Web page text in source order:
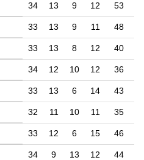
34 13 9 12 53
33 13 9 11 48
33 13 8 12 40
34 12 10 12 36
33 13 6 14 43
32 11 10 11 35
33 12 6 15 46
34 9 13 12 44